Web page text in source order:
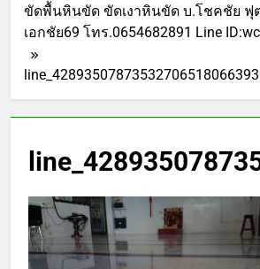
ขัดพื้นหินขัด ขัดเงาหินขัด บ.โชคชัย ฟุ
เอกชัย69 โทร.0654682891 Line